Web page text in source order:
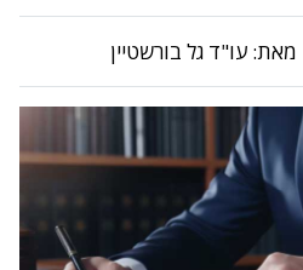
מאת:עו"ד גל בורשטיין